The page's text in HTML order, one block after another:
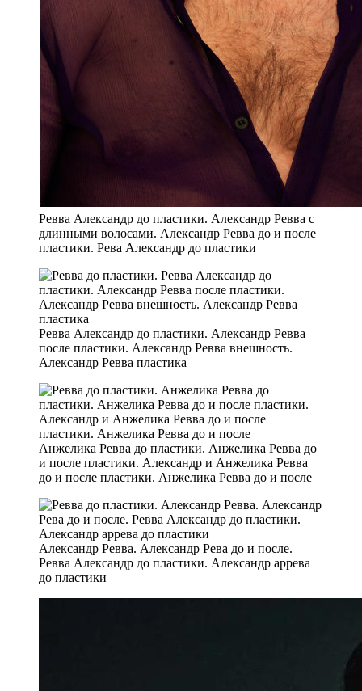
Ревва Александр до пластики. Александр Ревва с
длинными волосами. Александр Ревва до и после
пластики. Рева Александр до пластики
Ревва Александр до пластики. Александр Ревва
после пластики. Александр Ревва внешность.
Александр Ревва пластика
Анжелика Ревва до пластики. Анжелика Ревва до
и после пластики. Александр и Анжелика Ревва
до и после пластики. Анжелика Ревва до и после
Александр Ревва. Александр Рева до и после.
Ревва Александр до пластики. Александр аррева
до пластики